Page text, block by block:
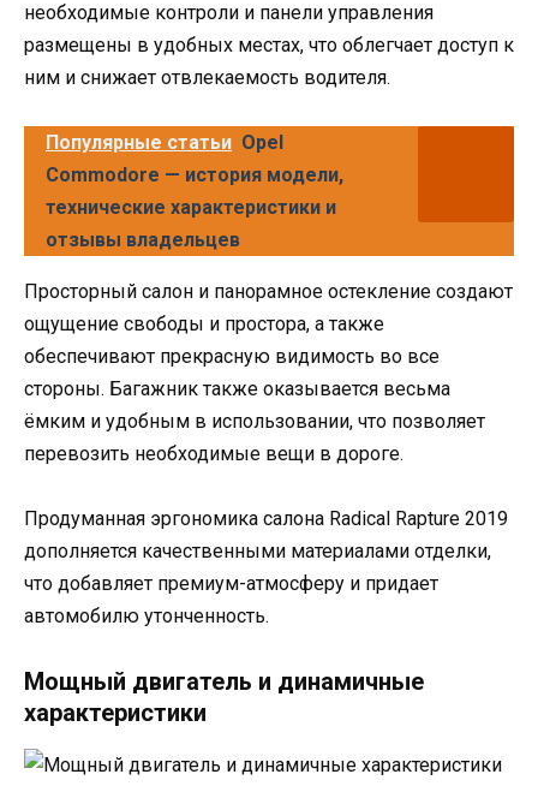
необходимые контроли и панели управления
размещены в удобных местах, что облегчает доступ к
ним и снижает отвлекаемость водителя.
Популярные статьи Opel
Commodore — история модели,
технические характеристики и
отзывы владельцев
Просторный салон и панорамное остекление создают
ощущение свободы и простора, а также
обеспечивают прекрасную видимость во все
стороны. Багажник также оказывается весьма
ёмким и удобным в использовании, что позволяет
перевозить необходимые вещи в дороге.
Продуманная эргономика салона Radical Rapture 2019
дополняется качественными материалами отделки,
что добавляет премиум-атмосферу и придает
автомобилю утонченность.
Мощный двигатель и динамичные
характеристики